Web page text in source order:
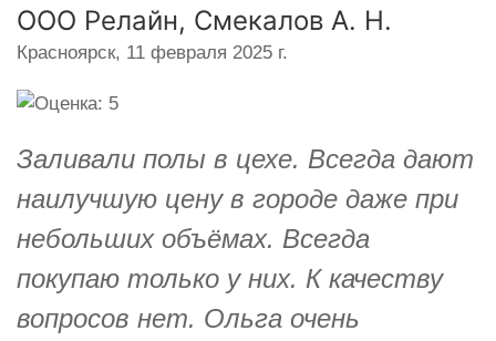
ООО Релайн, Смекалов А. Н.
Красноярск, 11 февраля 2025 г.
Заливали полы в цехе. Всегда дают
наилучшую цену в городе даже при
небольших объёмах. Всегда
покупаю только у них. К качеству
вопросов нет. Ольга очень